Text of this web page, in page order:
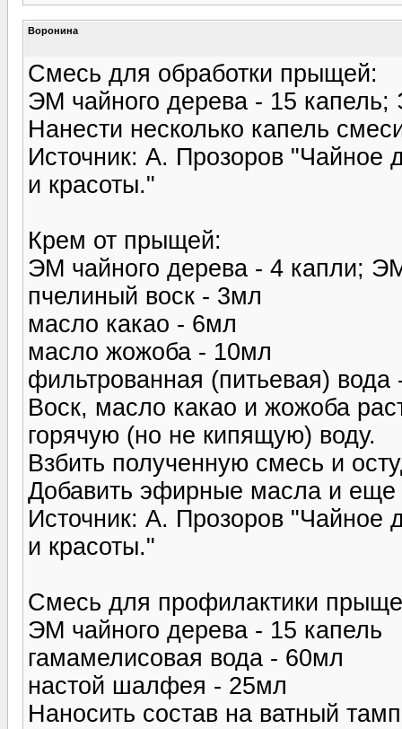
Воронина
Смесь для обработки прыщей:
ЭМ чайного дерева - 15
Нанести несколько капель
Источник: А. Прозоров "Чайное
и красоты."
Крем от прыщей:
ЭМ чайного дерева - 4 капли;
пчелиный воск - 3мл
масло какао - 6мл
масло жожоба - 10мл
фильтрованная (питьевая) вода
Воск, масло какао и жожоба
горячую (но не кипящую) воду.
Взбить полученную смесь и
Добавить эфирные масла и еще
Источник: А. Прозоров "Чайное
и красоты."
Смесь для профилактики
ЭМ чайного дерева - 15 капель
гамамелисовая вода - 60мл
настой шалфея - 25мл
Наносить состав на ватный